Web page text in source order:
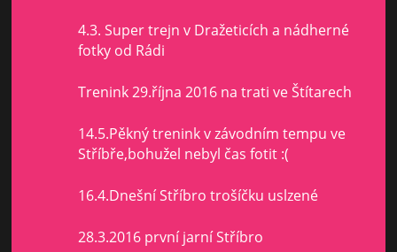
4.3. Super trejn v Dražeticích a nádherné
fotky od Rádi
Trenink 29.října 2016 na trati ve Štítarech
14.5.Pěkný trenink v závodním tempu ve
Stříbře,bohužel nebyl čas fotit :(
16.4.Dnešní Stříbro trošíčku uslzené
28.3.2016 první jarní Stříbro